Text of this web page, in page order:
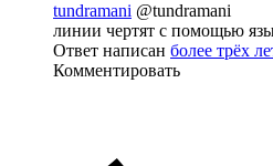
tundramani @tundramani
линии чертят с помощью
Ответ написан более трёх
Комментировать